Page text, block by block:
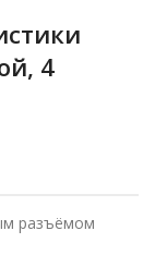
4
разъёмом